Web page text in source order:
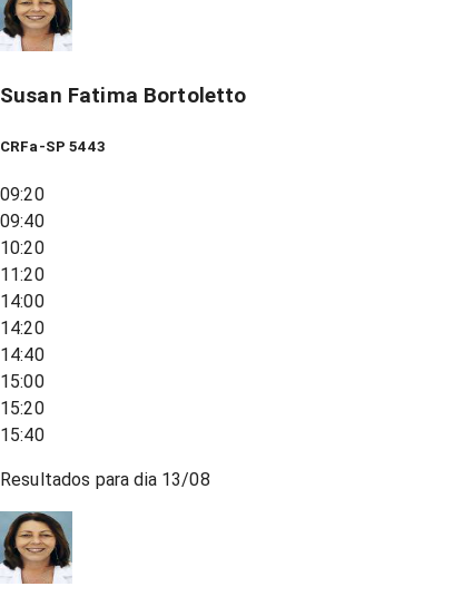
Susan Fatima Bortoletto
CRFa-SP 5443
09:20
09:40
10:20
11:20
14:00
14:20
14:40
15:00
15:20
15:40
Resultados para dia 13/08